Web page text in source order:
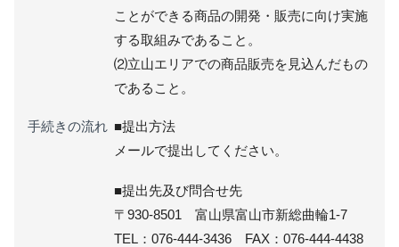
ことができる商品の開発・販売に向け実施
する取組みであること。
⑵立山エリアでの商品販売を見込んだもの
であること。
手続きの流れ ■提出方法
メールで提出してください。
■提出先及び問合せ先
〒930-8501 富山県富山市新総曲輪1-7
TEL：076-444-3436 FAX：076-444-4438